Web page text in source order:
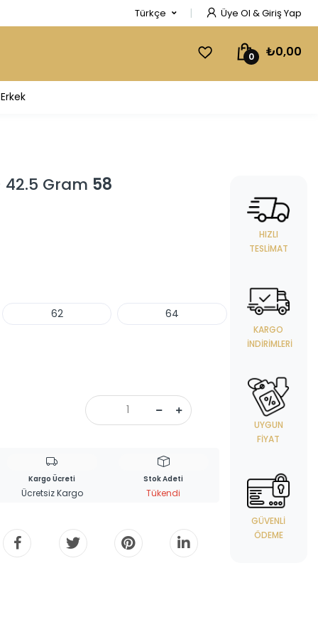
Türkçe Üye Ol & Giriş Yap
0 ₺0,00
Erkek
42.5 Gram 58
62 64
Kargo Ücreti
Ücretsiz Kargo
Stok Adeti
Tükendi
HIZLI
TESLIMAT
KARGO
İNDIRIMLERI
UYGUN
FIYAT
GÜVENLI
ÖDEME